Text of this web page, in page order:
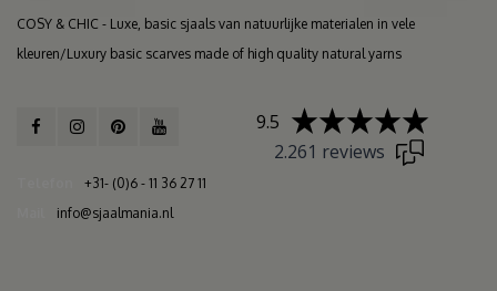
COSY & CHIC - Luxe, basic sjaals van natuurlijke materialen in vele
kleuren/Luxury basic scarves made of high quality natural yarns
+31- (0)6 - 11 36 27 11
info@sjaalmania.nl
9.5
2.261 reviews